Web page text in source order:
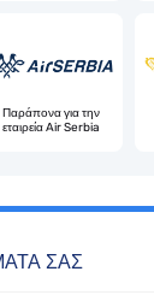
Παράπονα για την
εταιρεία Air Serbia
ΣΑΣ